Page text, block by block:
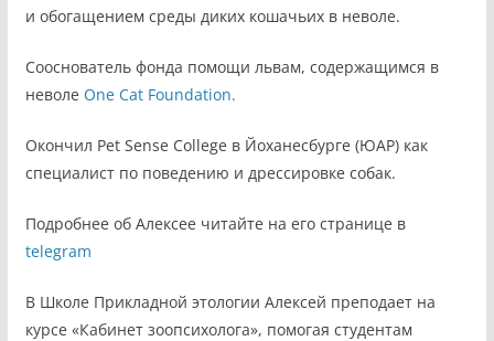
и обогащением среды диких кошачьих в неволе.
Сооснователь фонда помощи львам, содержащимся в
неволе One Cat Foundation.
Окончил Pet Sense College в Йоханесбурге (ЮАР) как
специалист по поведению и дрессировке собак.
Подробнее об Алексее читайте на его странице в
telegram
В Школе Прикладной этологии Алексей преподает на
курсе «Кабинет зоопсихолога», помогая студентам